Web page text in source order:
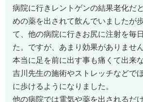
病院に行きレントゲンの結果老化だ
めの薬を出されて飲んでいましたが
て、他の病院に行きお尻に注射を毎
た。ですが、あまり効果がありませ
本当に足を前に出す事も痛くて出来
吉川先生の施術やストレッチなどで
に歩けるようになりました。
他の病院では電気や薬を出されるだ